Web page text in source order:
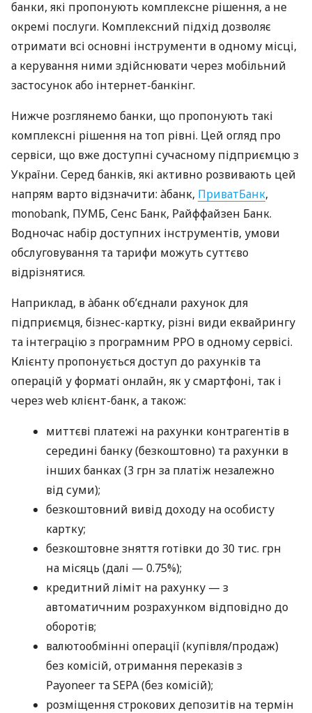
банки, які пропонують комплексне рішення, а не
окремі послуги. Комплексний підхід дозволяє
отримати всі основні інструменти в одному місці,
а керування ними здійснювати через мобільний
застосунок або інтернет-банкінг.
Нижче розглянемо банки, що пропонують такі
комплексні рішення на топ рівні. Цей огляд про
сервіси, що вже доступні сучасному підприємцю з
України. Серед банків, які активно розвивають цей
напрям варто відзначити: àбанк, ПриватБанк,
monobank, ПУМБ, Сенс Банк, Райффайзен Банк.
Водночас набір доступних інструментів, умови
обслуговування та тарифи можуть суттєво
відрізнятися.
Наприклад, в àбанк об’єднали рахунок для
підприємця, бізнес-картку, різні види еквайрингу
та інтеграцію з програмним РРО в одному сервісі.
Клієнту пропонується доступ до рахунків та
операцій у форматі онлайн, як у смартфоні, так і
через web клієнт-банк, а також:
миттєві платежі на рахунки контрагентів в
середині банку (безкоштовно) та рахунки в
інших банках (3 грн за платіж незалежно
від суми);
безкоштовний вивід доходу на особисту
картку;
безкоштовне зняття готівки до 30 тис. грн
на місяць (далі — 0.75%);
кредитний ліміт на рахунку — з
автоматичним розрахунком відповідно до
оборотів;
валютообмінні операції (купівля/продаж)
без комісій, отримання переказів з
Payoneer та SEPA (без комісій);
розміщення строкових депозитів на термін